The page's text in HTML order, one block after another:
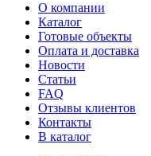
О компании
Каталог
Готовые объекты
Оплата и доставка
Новости
Статьи
FAQ
Отзывы клиентов
Контакты
В каталог